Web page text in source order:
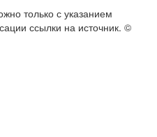
только с указанием
ссылки на источник. ©